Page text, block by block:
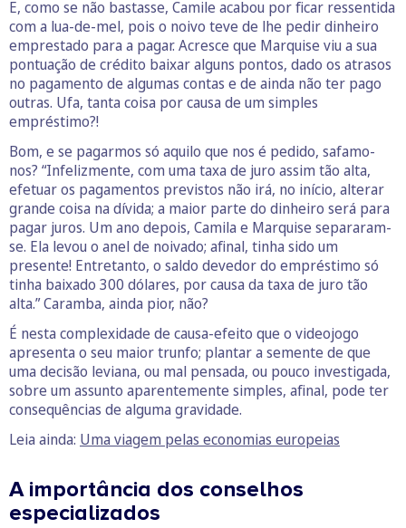
E, como se não bastasse, Camile acabou por ficar ressentida
com a lua-de-mel, pois o noivo teve de lhe pedir dinheiro
emprestado para a pagar. Acresce que Marquise viu a sua
pontuação de crédito baixar alguns pontos, dado os atrasos
no pagamento de algumas contas e de ainda não ter pago
outras. Ufa, tanta coisa por causa de um simples
empréstimo?!
Bom, e se pagarmos só aquilo que nos é pedido, safamo-
nos? “Infelizmente, com uma taxa de juro assim tão alta,
efetuar os pagamentos previstos não irá, no início, alterar
grande coisa na dívida; a maior parte do dinheiro será para
pagar juros. Um ano depois, Camila e Marquise separaram-
se. Ela levou o anel de noivado; afinal, tinha sido um
presente! Entretanto, o saldo devedor do empréstimo só
tinha baixado 300 dólares, por causa da taxa de juro tão
alta.” Caramba, ainda pior, não?
É nesta complexidade de causa-efeito que o videojogo
apresenta o seu maior trunfo; plantar a semente de que
uma decisão leviana, ou mal pensada, ou pouco investigada,
sobre um assunto aparentemente simples, afinal, pode ter
consequências de alguma gravidade.
Leia ainda: Uma viagem pelas economias europeias
A importância dos conselhos
especializados